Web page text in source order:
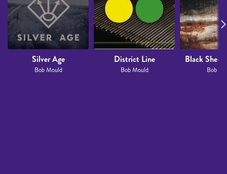
Silver Age
Bob Mould
District Line
Bob Mould
Black
Bob